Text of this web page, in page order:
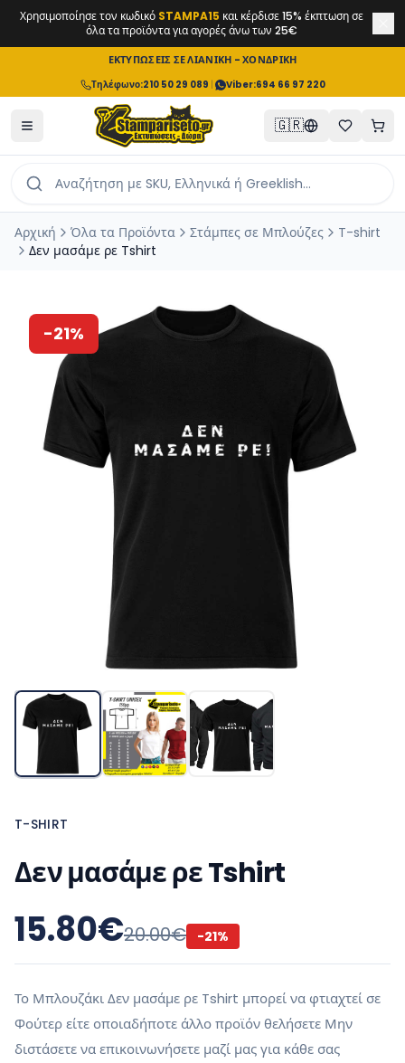
Χρησιμοποίησε τον κωδικό STAMPA15 και κέρδισε 15% έκπτωση σε
όλα τα προϊόντα για αγορές άνω των 25€
ΕΚΤΥΠΩΣΕΙΣ ΣΕ ΛΙΑΝΙΚΗ - ΧΟΝΔΡΙΚΗ
Τηλέφωνο:210 50 29 089 | Viber:694 66 97 220
🇬🇷
Αρχική Όλα τα Προϊόντα Στάμπες σε Μπλούζες
T-shirt
Δεν μασάμε ρε Tshirt
-21%
T-SHIRT
Δεν μασάμε ρε Tshirt
15.80€20.00€ -21%
Το Μπλουζάκι Δεν μασάμε ρε Tshirt μπορεί να φτιαχτεί σε
Φούτερ είτε οποιαδήποτε άλλο προϊόν θελήσετε Μην
διστάσετε να επικοινωνήσετε μαζί μας για κάθε σας